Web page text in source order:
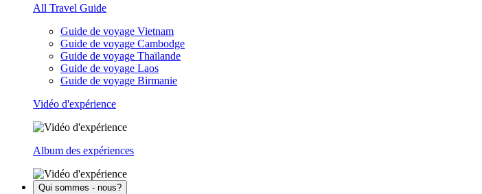
All Travel Guide
Guide de voyage Vietnam
Guide de voyage Cambodge
Guide de voyage Thaïlande
Guide de voyage Laos
Guide de voyage Birmanie
Vidéo d'expérience
Album des expériences
Qui sommes - nous?